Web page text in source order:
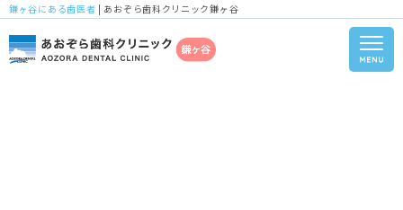
鎌ヶ谷にある歯医者 | あおぞら歯科クリニック鎌ヶ谷